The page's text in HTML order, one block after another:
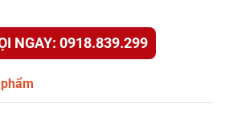
NGAY: 0918.839.299